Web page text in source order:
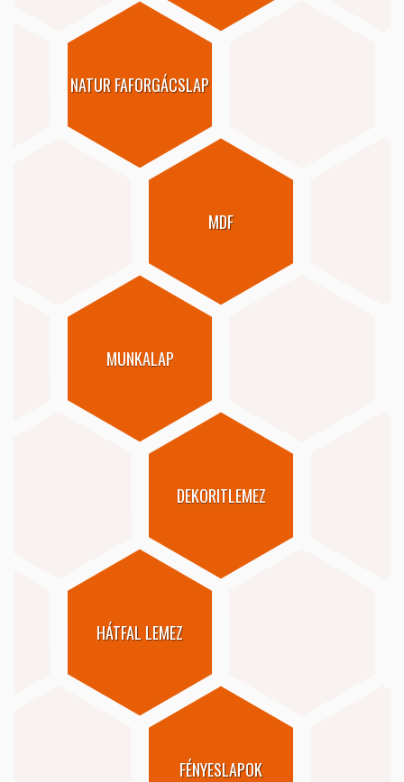
NATUR FAFORGÁCSLAP
MDF
MUNKALAP
DEKORITLEMEZ
HÁTFAL LEMEZ
FÉNYESLAPOK